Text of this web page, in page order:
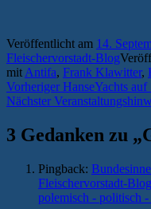
Veröffentlicht am 14.
Fleischervorstadt-Blog
mit Antifa, Frank Klawitter,
Vorheriger Vorheriger
Beitrag:
HanseYachts
Nächster Nächster
3 Gedanken zu „
Pingback:
Fleischervorstadt-
polemisch - politisch